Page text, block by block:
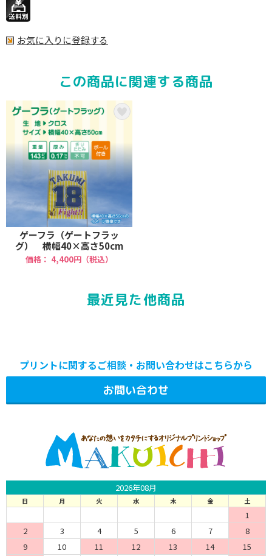
お気に入りに登録する
この商品に関連する商品
ゲーフラ（ゲートフラッ
グ） 横幅40×高さ50cm
価格： 4,400円（税込）
最近見た他商品
プリントに関するご相談・お問い合わせはこちらから
お問い合わせ
2026年08月
日 月 火 水 木 金 土
1
2
3 4 5 6 7
8
9
10 11 12 13 14
15